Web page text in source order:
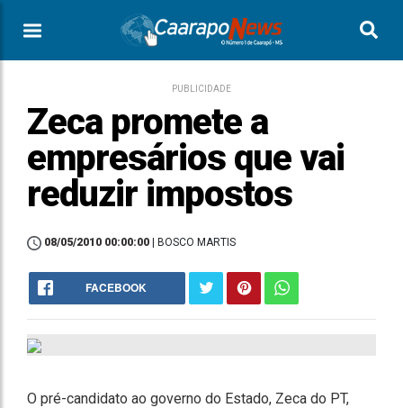
PUBLICIDADE
Zeca promete a
empresários que vai
reduzir impostos
08/05/2010 00:00:00 | BOSCO MARTIS
FACEBOOK
O pré-candidato ao governo do Estado, Zeca do PT,